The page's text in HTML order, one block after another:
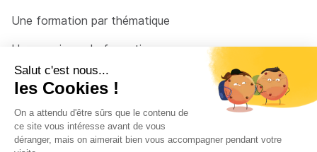
Une formation par thématique
Un organisme de formation
Un conseiller